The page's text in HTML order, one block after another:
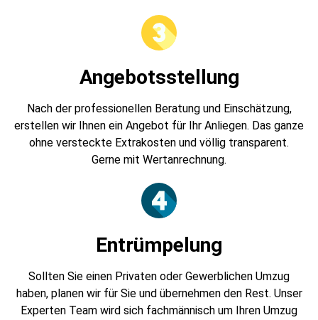
Angebotsstellung
Nach der professionellen Beratung und Einschätzung,
erstellen wir Ihnen ein Angebot für Ihr Anliegen. Das ganze
ohne versteckte Extrakosten und völlig transparent.
Gerne mit Wertanrechnung.
Entrümpelung
Sollten Sie einen Privaten oder Gewerblichen Umzug
haben, planen wir für Sie und übernehmen den Rest. Unser
Experten Team wird sich fachmännisch um Ihren Umzug